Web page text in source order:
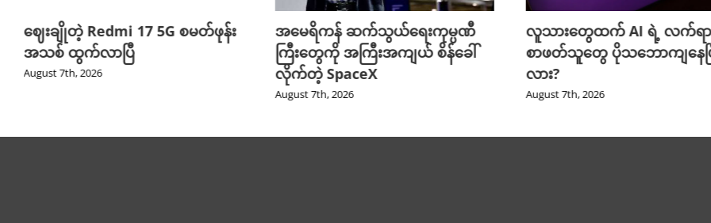
ဈေးချိုတဲ့ Redmi 17 5G စမတ်ဖုန်း
အသစ် ထွက်လာပြီ
August 7th, 2026
အမေရိကန် ဆက်သွယ်ရေးကုမ္ပဏီ
ကြီးတွေကို အကြီးအကျယ် စိန်ခေါ်
လိုက်တဲ့ SpaceX
August 7th, 2026
လူသားတွေထက် AI ရဲ့ လက်ရ
စာဖတ်သူတွေ ပိုသဘောကျနေပ
လား?
August 7th, 2026